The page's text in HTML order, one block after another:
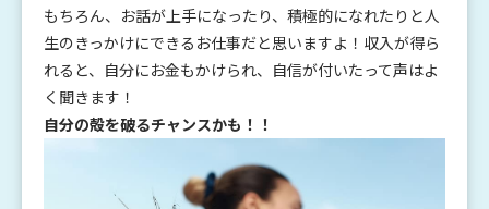
もちろん、お話が上手になったり、積極的になれたりと人
生のきっかけにできるお仕事だと思いますよ！収入が得ら
れると、自分にお金もかけられ、自信が付いたって声はよ
く聞きます！
自分の殻を破るチャンスかも！！